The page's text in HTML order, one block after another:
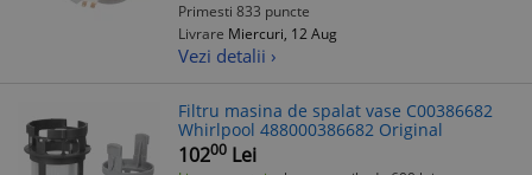
Primesti 833 puncte
Livrare Miercuri, 12 Aug
Vezi detalii ›
Filtru masina de spalat vase C00386682
Whirlpool 488000386682 Original
10200 Lei